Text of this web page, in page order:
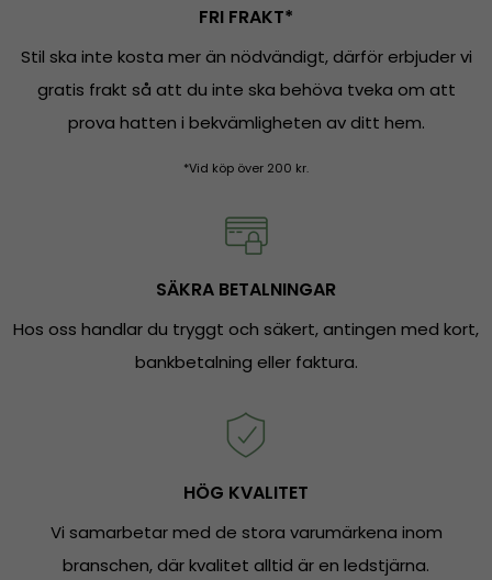
FRI FRAKT*
Stil ska inte kosta mer än nödvändigt, därför erbjuder vi
gratis frakt så att du inte ska behöva tveka om att
prova hatten i bekvämligheten av ditt hem.
*Vid köp över 200 kr.
SÄKRA BETALNINGAR
Hos oss handlar du tryggt och säkert, antingen med kort,
bankbetalning eller faktura.
HÖG KVALITET
Vi samarbetar med de stora varumärkena inom
branschen, där kvalitet alltid är en ledstjärna.